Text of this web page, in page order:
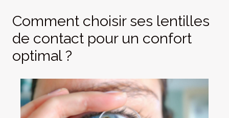
Comment choisir ses lentilles
de contact pour un confort
optimal ?